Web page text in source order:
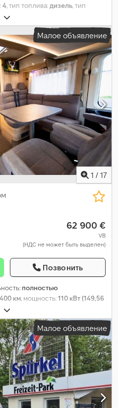
4 , тип топлива:дизель , тип
белый
высота:2 800 мм,
выбросов:Евро 6, общий
2 775 кг, эксплуатационная
грузоподъёмность:591 кг, Год
380 мм, Оборудование:
Малое объявление
1 / 17
62 900 €
VB
(НДС не может быть выделен)
Позвонить
полностью
км, мощность:110 кВт (149,56
, количество мест:
механический, цвет:белый,
проверка (TÜV):
Fiat, модель шасси:Ducato 2.3
мм, общая ширина:2 220 мм,
осей:2 оси, класс
бака:90 л, Год выпуска:
кухня, бортовой
всесезонные шины,
кондиционер, круиз-
Малое объявление